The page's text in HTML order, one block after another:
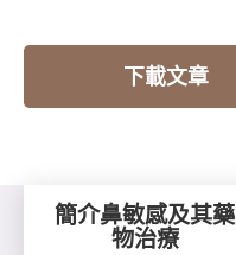
下載文章
簡介鼻敏感及其藥
物治療